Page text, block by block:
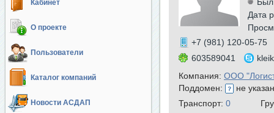
Кабинет
О проекте
Пользователи
Каталог компаний
Новости АСДАП
Дата
+7 (981) 120-05-75
603589041
Компания: ООО
Поддомен:
не
Транспорт: 0